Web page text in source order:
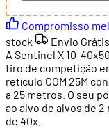
Compromisso
stock
Envio Grátis
A Sentinel X 10-
tiro de competição
retículo COM 25M
a 25 metros. O seu
ao alvo de alvos de
de 40x.